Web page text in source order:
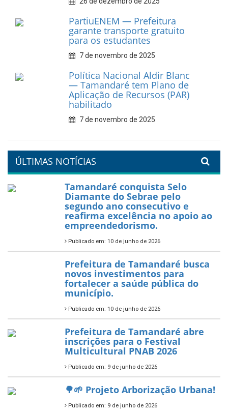
Prefeitura de Tamandaré
fortalece apoio aos
catadores de materiais
recicláveis
9 de fevereiro de 2026
Prefeitura de Tamandaré
reforça diálogo e
compromisso com a
valorização da educação
7 de fevereiro de 2026
orla da cidade.
PartiuENEM — Prefeitura
garante transporte gratuito
para os estudantes
7 de novembro de 2025
Política Nacional Aldir Blanc
— Tamandaré tem Plano de
Aplicação de Recursos (PAR)
habilitado
7 de novembro de 2025
ÚLTIMAS NOTÍCIAS
Tamandaré conquista Selo
Diamante do Sebrae pelo
segundo ano consecutivo e
reafirma excelência no apoio ao
empreendedorismo.
Publicado em: 10 de junho de 2026